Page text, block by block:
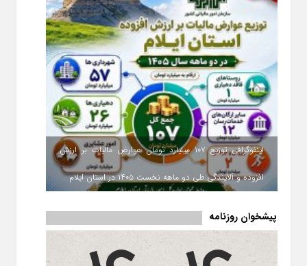
اینفوگرافی توزیع ۱۰۷ میلیارد تومان عوارض مالیات بر ارزش
افزوده و آلایندگی طی دو ماهه نخست ۱۴۰۵ در استان ایلام
پیشخوان روزنامه